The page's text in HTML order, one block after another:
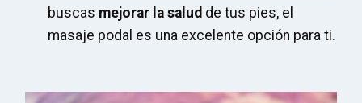
buscas mejorar la salud de tus pies, el
masaje podal es una excelente opción para ti.